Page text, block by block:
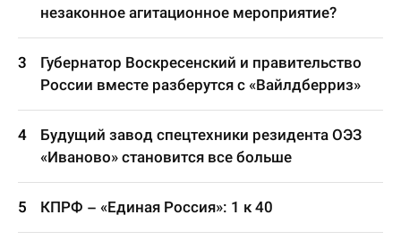
незаконное агитационное мероприятие?
Губернатор Воскресенский и правительство
России вместе разберутся с «Вайлдберриз»
Будущий завод спецтехники резидента ОЭЗ
«Иваново» становится все больше
КПРФ – «Единая Россия»: 1 к 40